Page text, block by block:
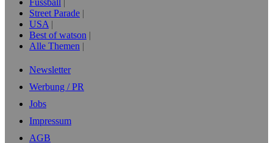
Fussball
Street Parade
USA
Best of watson
Alle Themen
Newsletter
Werbung / PR
Jobs
Impressum
AGB